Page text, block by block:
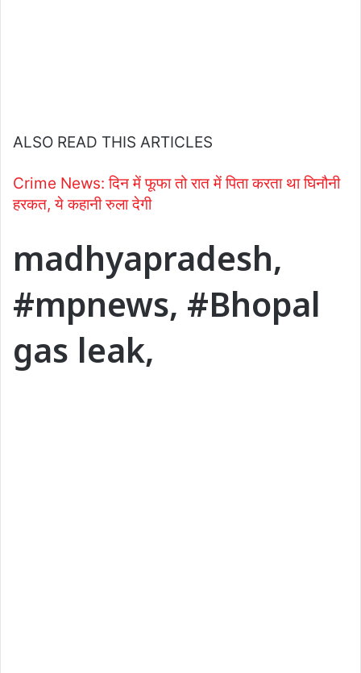
ALSO READ THIS ARTICLES
Crime News: दिन में फूफा तो रात में पिता करता था घिनौनी
हरकत, ये कहानी रुला देगी
madhyapradesh,
#mpnews, #Bhopal
gas leak,